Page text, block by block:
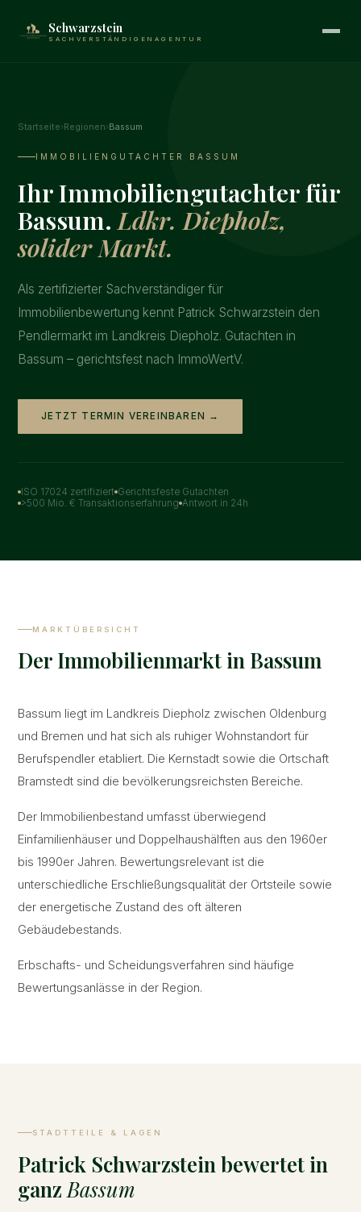
Schwarzstein
SACHVERSTÄNDIGENAGENTUR
Startseite›Regionen›Bassum
IMMOBILIENGUTACHTER BASSUM
Ihr Immobiliengutachter für
Bassum.Ldkr. Diepholz,
solider Markt.
Als zertifizierter Sachverständiger für
Immobilienbewertung kennt Patrick Schwarzstein den
Pendlermarkt im Landkreis Diepholz. Gutachten in
Bassum – gerichtsfest nach ImmoWertV.
JETZT TERMIN VEREINBAREN →
ISO 17024 zertifiziert Gerichtsfeste Gutachten
>500 Mio. € Transaktionserfahrung Antwort in 24h
MARKTÜBERSICHT
Der Immobilienmarkt in Bassum
Bassum liegt im Landkreis Diepholz zwischen Oldenburg
und Bremen und hat sich als ruhiger Wohnstandort für
Berufspendler etabliert. Die Kernstadt sowie die Ortschaft
Bramstedt sind die bevölkerungsreichsten Bereiche.
Der Immobilienbestand umfasst überwiegend
Einfamilienhäuser und Doppelhaushälften aus den 1960er
bis 1990er Jahren. Bewertungsrelevant ist die
unterschiedliche Erschließungsqualität der Ortsteile sowie
der energetische Zustand des oft älteren
Gebäudebestands.
Erbschafts- und Scheidungsverfahren sind häufige
Bewertungsanlässe in der Region.
STADTTEILE & LAGEN
Patrick Schwarzstein bewertet in
ganz Bassum